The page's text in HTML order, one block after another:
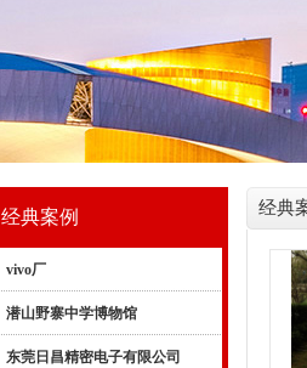
经典案例
vivo厂
潜山野寨中学博物馆
东莞日昌精密电子有限公司
经典